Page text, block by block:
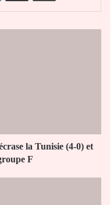
la Tunisie (4-0) et
F